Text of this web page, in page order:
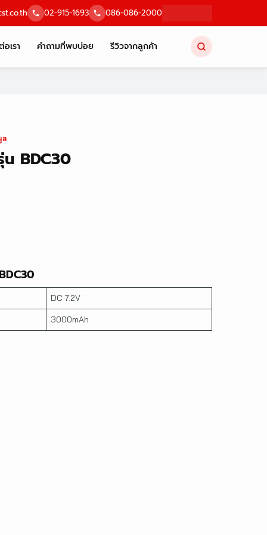
02-915-1693 086-086-2000
เรา คำถามที่พบบ่อย รีวิวจากลูกค้า
ล
BDC30
DC 7.2V
3000mAh